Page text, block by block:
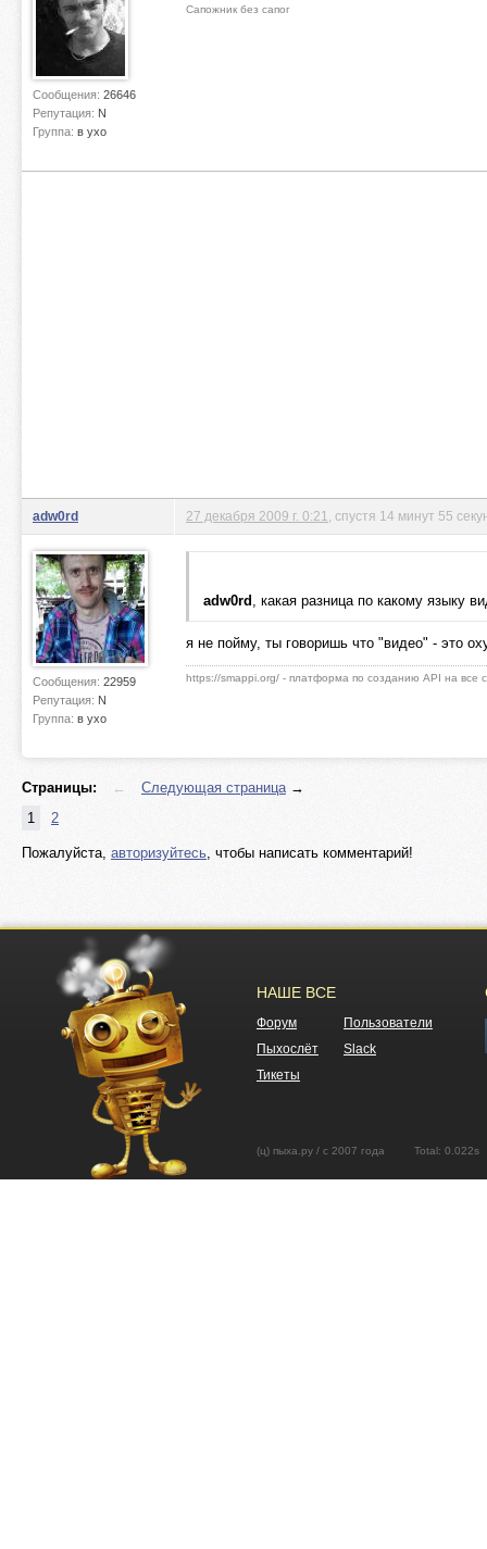
Сообщения: 26646
Репутация: N
Группа: в ухо
Сапожник без сапог
adw0rd
Сообщения: 22959
Репутация: N
Группа: в ухо
27 декабря 2009 г. 0:21 , спустя 14 минут 55
adw0rd , какая разница по какому языку
я не пойму, ты говоришь что "видео" - это
https://smappi.org/ - платформа по созданию API на все
Страницы: ← Следующая страница→
1
2
Пожалуйста, авторизуйтесь, чтобы написать комментарий!
НАШЕ ВСЕ
Форум
Пользователи
Пыхослёт
Slack
Тикеты
(ц) пыха.ру / с 2007 года Total: